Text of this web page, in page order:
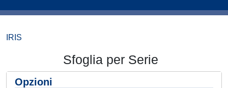
IRIS
Sfoglia per Serie
Opzioni